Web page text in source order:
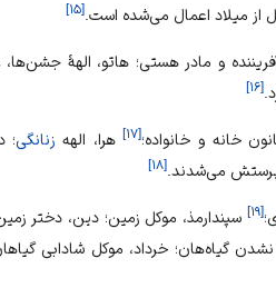
از میلاد اعمال می‌شده است.[۱۵]
و مادر هستی؛ هاتو، الههٔ
[۱۶]
خانه و خانواده؛[۱۷]هرا، الهه زنانگی؛
پرستش می‌شدند.[۱۸]
[۱۹] سپندارمذ، موکل زمین؛ دین، دختر
نشدن گیاه‌هان؛ خرداد، موکل شادابی